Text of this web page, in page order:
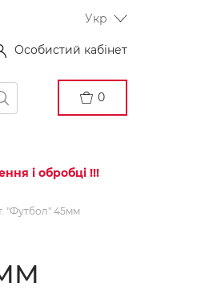
Укр
Особистий кабінет
0
і обробці !!!
"Футбол" 45мм